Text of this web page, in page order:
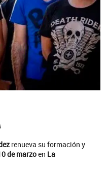
renueva su formación y
de marzoen La